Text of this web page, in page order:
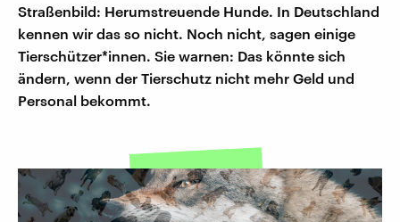
Straßenbild: Herumstreuende Hunde. In Deutschland
kennen wir das so nicht. Noch nicht, sagen einige
Tierschützer*innen. Sie warnen: Das könnte sich
ändern, wenn der Tierschutz nicht mehr Geld und
Personal bekommt.